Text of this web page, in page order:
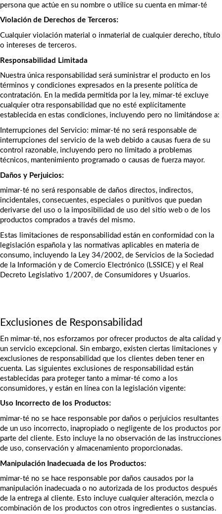
persona que actúe en su nombre o utilice su cuenta en mimar-té
Violación de Derechos de Terceros:
Cualquier violación material o inmaterial de cualquier derecho, título
o intereses de terceros.
Responsabilidad Limitada
Nuestra única responsabilidad será suministrar el producto en los
términos y condiciones expresados en la presente política de
contratación. En la medida permitida por la ley, mimar-té excluye
cualquier otra responsabilidad que no esté explícitamente
establecida en estas condiciones, incluyendo pero no limitándose a:
Interrupciones del Servicio: mimar-té no será responsable de
interrupciones del servicio de la web debido a causas fuera de su
control razonable, incluyendo pero no limitado a problemas
técnicos, mantenimiento programado o causas de fuerza mayor.
Daños y Perjuicios:
mimar-té no será responsable de daños directos, indirectos,
incidentales, consecuentes, especiales o punitivos que puedan
derivarse del uso o la imposibilidad de uso del sitio web o de los
productos comprados a través del mismo.
Estas limitaciones de responsabilidad están en conformidad con la
legislación española y las normativas aplicables en materia de
consumo, incluyendo la Ley 34/2002, de Servicios de la Sociedad
de la Información y de Comercio Electrónico (LSSICE) y el Real
Decreto Legislativo 1/2007, de Consumidores y Usuarios.
Exclusiones de Responsabilidad
En mimar-té, nos esforzamos por ofrecer productos de alta calidad y
un servicio excepcional. Sin embargo, existen ciertas limitaciones y
exclusiones de responsabilidad que los clientes deben tener en
cuenta. Las siguientes exclusiones de responsabilidad están
establecidas para proteger tanto a mimar-té como a los
consumidores, y están en línea con la legislación vigente:
Uso Incorrecto de los Productos:
mimar-té no se hace responsable por daños o perjuicios resultantes
de un uso incorrecto, inapropiado o negligente de los productos por
parte del cliente. Esto incluye la no observación de las instrucciones
de uso, conservación y almacenamiento proporcionadas.
Manipulación Inadecuada de los Productos:
mimar-té no se hace responsable por daños causados por la
manipulación inadecuada o no autorizada de los productos después
de la entrega al cliente. Esto incluye cualquier alteración, mezcla o
combinación de los productos con otros ingredientes o sustancias.